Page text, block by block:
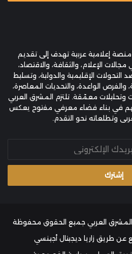
إعلامية عربية تهدف إلى تقديم
الإعلام، والثقافة، والاقتصاد،
الإقليمية والدولية، وتسليط
والفرص الواعدة، والتحديات المعاصرة،
معمّقة. تلتزم المشرق العربي
في بناء فضاء معرفي مفتوح يعكس
وتطلعاته نحو التقدم.
2026، مجلة المشرق العربي جميع الحقوق محفوظة
عن طريق زاريا ديجيتال أجينسي